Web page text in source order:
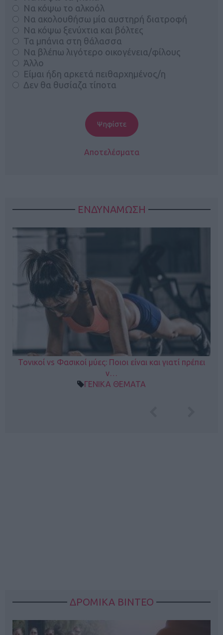
Να κόψω το αλκοόλ
Να ακολουθήσω μία αυστηρή διατροφή
Να κόψω ξενύχτια και βόλτες
Τα μπάνια στη θάλασσα
Να βλέπω λιγότερο οικογένεια/φίλους
Άλλο
Είμαι ήδη αρκετά πειθαρχημένος/η
Δεν θα θυσίαζα τίποτα
Αποτελέσματα
ΕΝΔΥΝΑΜΩΣΗ
Τονικοί vs Φασικοί μύες: Ποιοι είναι και γιατί πρέπει
ν…
ΓΕΝΙΚΑ ΘΕΜΑΤΑ
ΔΡΟΜΙΚΑ ΒΙΝΤΕΟ